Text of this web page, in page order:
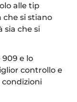
alle tip
si stiano
sia che si
e lo
controllo e